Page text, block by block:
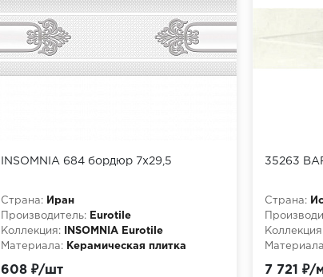
INSOMNIA 684 бордюр 7х29,5
Страна:
Иран
Производитель:
Eurotile
Коллекция:
INSOMNIA Eurotile
Материала:
Керамическая плитка
608 ₽/шт
35263
Страна:
7 721 ₽/